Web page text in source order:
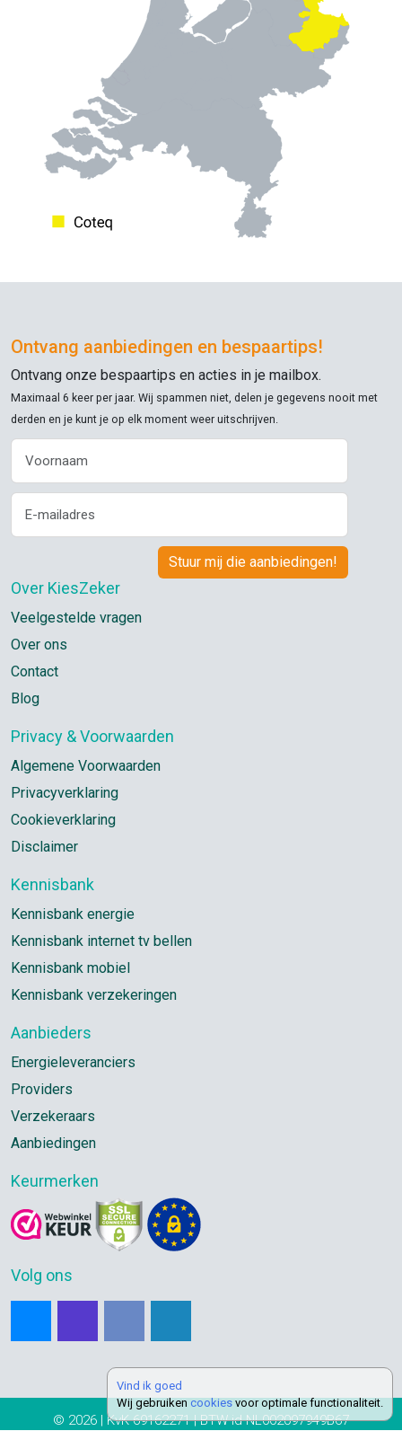
Ontvang aanbiedingen en bespaartips!
Ontvang onze bespaartips en acties in je mailbox.
Maximaal 6 keer per jaar. Wij spammen niet, delen je gegevens nooit met
derden en je kunt je op elk moment weer uitschrijven.
Over KiesZeker
Veelgestelde vragen
Over ons
Contact
Blog
Privacy & Voorwaarden
Algemene Voorwaarden
Privacyverklaring
Cookieverklaring
Disclaimer
Kennisbank
Kennisbank energie
Kennisbank internet tv bellen
Kennisbank mobiel
Kennisbank verzekeringen
Aanbieders
Energieleveranciers
Providers
Verzekeraars
Aanbiedingen
Keurmerken
Volg ons
© 2026 | KvK 69162271 | BTW-id NL002097949B67
Vind ik goed
Wij gebruiken cookies voor optimale functionaliteit.